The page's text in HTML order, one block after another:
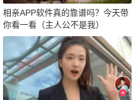
相亲APP软件真的靠谱吗？今天带
你看一看（主人公不是我）